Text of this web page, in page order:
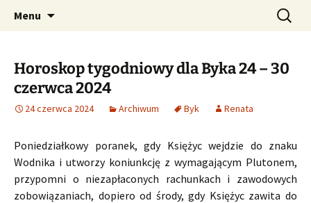
CzaroMarowy horoskop
dzienny, miesięczny i
tygodniowy
Profesjonalne przepowiednie astrologiczne
Menu Szukaj:
Horoskop tygodniowy dla Byka 24 – 30
czerwca 2024
24 czerwca 2024 Archiwum Byk Renata
Poniedziałkowy poranek, gdy Księżyc wejdzie do znaku
Wodnika i utworzy koniunkcję z wymagającym Plutonem,
przypomni o niezapłaconych rachunkach i zawodowych
zobowiązaniach, dopiero od środy, gdy Księżyc zawita do